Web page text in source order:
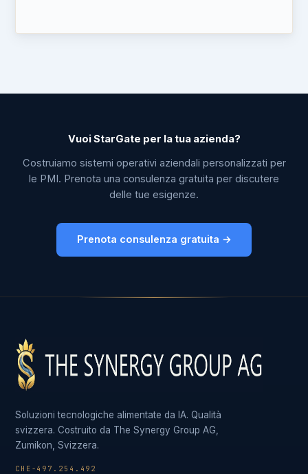
Vuoi StarGate per la tua azienda?
Costruiamo sistemi operativi aziendali personalizzati per
le PMI. Prenota una consulenza gratuita per discutere
delle tue esigenze.
Prenota consulenza gratuita →
Soluzioni tecnologiche alimentate da IA. Qualità
svizzera. Costruito da The Synergy Group AG,
Zumikon, Svizzera.
CHE-497.254.492